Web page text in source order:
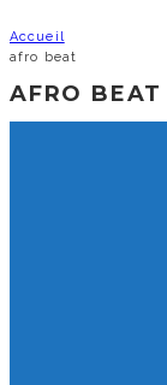
Accueil
afro beat
AFRO BEAT